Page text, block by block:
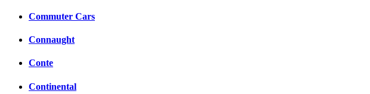
Commuter Cars
Connaught
Conte
Continental